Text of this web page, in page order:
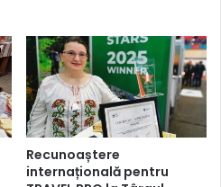
Recunoaștere
internațională pentru